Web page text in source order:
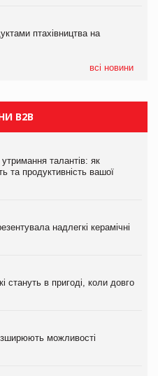
птахівництва на
всі новини
птахівництва на
птахівництва на
B2B
талантів: як
та продуктивність вашої
надлегкі керамічні
стануть в пригоді, коли довго
можливості